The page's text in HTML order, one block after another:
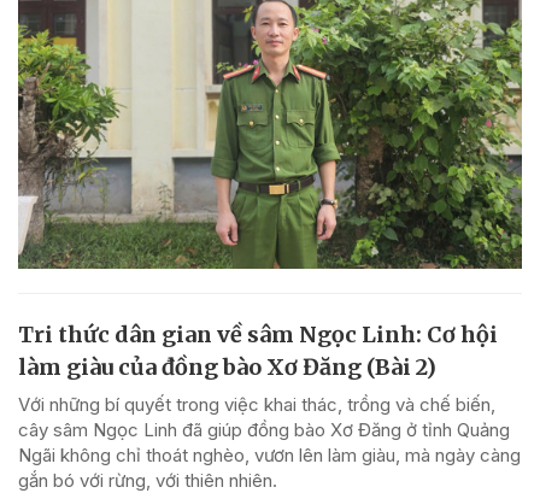
Tri thức dân gian về sâm Ngọc Linh: Cơ hội
làm giàu của đồng bào Xơ Đăng (Bài 2)
Với những bí quyết trong việc khai thác, trồng và chế biến,
cây sâm Ngọc Linh đã giúp đồng bào Xơ Đăng ở tỉnh Quảng
Ngãi không chỉ thoát nghèo, vươn lên làm giàu, mà ngày càng
gắn bó với rừng, với thiên nhiên.